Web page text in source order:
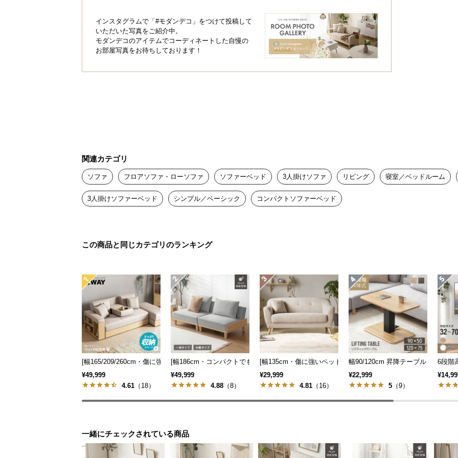
インスタグラムで「#モダンデコ」をつけて投稿して
いただいた写真をご紹介中。
モダンデコのアイテムでコーディネートした自慢の
お部屋写真をお待ちしております！
関連カテゴリ
ソファ フロアソファ・ローソファ ソファーベッド 3人掛けソファ リビング 寝室／ベッドルーム
3人掛けソファーベッド シンプル／ベーシック コンパクトソファーベッド
この商品と同じカテゴリのランキング
[幅165/209/260cm・傷に強いペット対応生地も] 収納付き3人掛け多機能ソファ
¥49,999
4.61 （18）
[幅186cm・コンパクトでも広々] 3人掛けソファベッド リクライニング 天然木フレーム 北欧
¥49,999
4.88 （8）
[幅135cm・傷に強いペット対応生地も] 天然木脚 2人掛けコンパ
¥29,999
4.81 （16）
幅90/120cm 昇降テーブル デスク
¥22,999
5 （9）
6段階
一緒にチェックされている商品